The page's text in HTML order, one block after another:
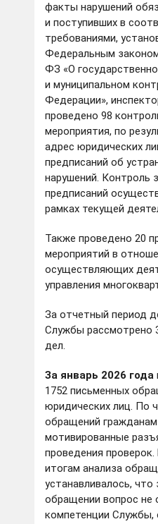
факты нарушений
и поступивших в
требованиями,
Федеральным
ФЗ «О
и муниципальном
Федерации»,
проведено 98
мероприятия, по
адрес юридических
предписаний об
нарушений. Контроль
предписаний
рамках текущей
Также проведено 20
мероприятий в
осуществляющих
управления
За отчетный период
Службы рассмотрено
дел.
За январь 2026 года
1752 письменных
юридических лиц. По
обращений гражданам
мотивированные
проведения проверок.
итогам анализа
устанавливалось, что
обращении вопрос не
компетенции Службы,